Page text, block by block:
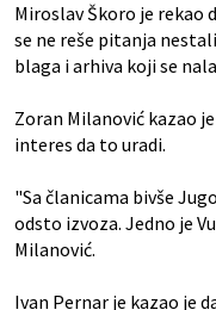
Miroslav Škoro je rekao
se ne reše pitanja
blaga i arhiva koji se
Zoran Milanović kazao
interes da to uradi.
"Sa članicama bivše
odsto izvoza. Jedno je
Milanović.
Ivan Pernar je kazao je